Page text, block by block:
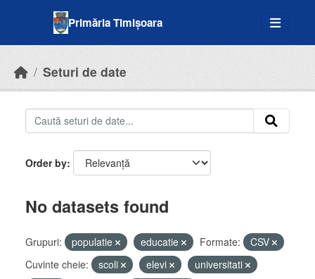
Primăria Timișoara
Seturi de date
Order by
No datasets found
Grupuri: populatie educatie Formate:
CSV
Cuvinte cheie:
scoli elevi
universitati